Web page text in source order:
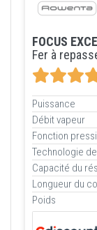
FOCUS
Fer à
Puissance
Débit vapeur
Fonction
Technologie
Capacité du
Longueur du
Poids